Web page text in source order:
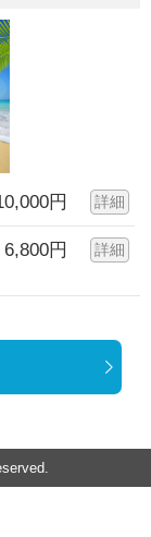
円 詳細
6,800円 詳細